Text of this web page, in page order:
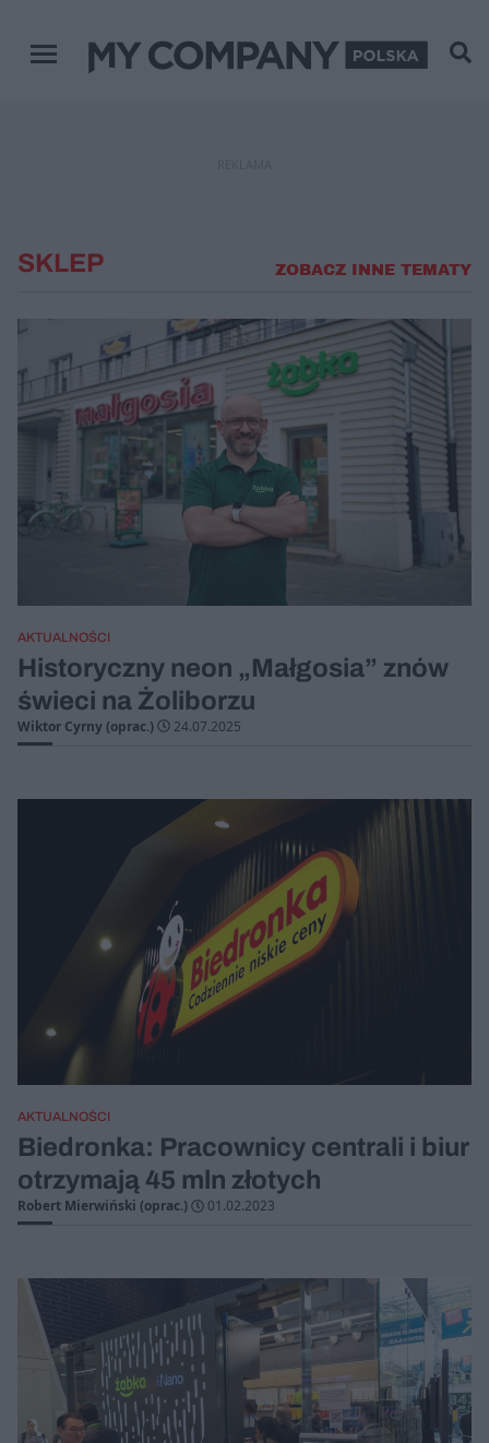
Menu główne
SKLEP ZOBACZ INNE TEMATY
AKTUALNOŚCI
Historyczny neon „Małgosia” znów
świeci na Żoliborzu
Wiktor Cyrny (oprac.) 24.07.2025
AKTUALNOŚCI
Biedronka: Pracownicy centrali i biur
otrzymają 45 mln złotych
Robert Mierwiński (oprac.) 01.02.2023